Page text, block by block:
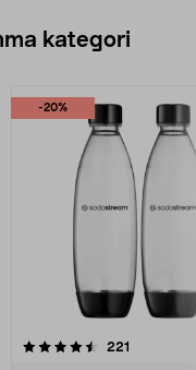
kategori
-20%
221
4.5 av 5 stjärnor